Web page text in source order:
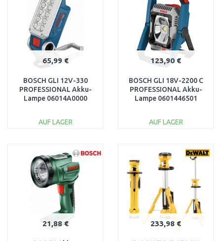
65,99 €
BOSCH GLI 12V-330
PROFESSIONAL Akku-
Lampe 06014A0000
AUF LAGER
Vergleichen
123,90 €
BOSCH GLI 18V-2200 C
PROFESSIONAL Akku-
Lampe 0601446501
AUF LAGER
Vergleichen
21,88 € 233,98 €